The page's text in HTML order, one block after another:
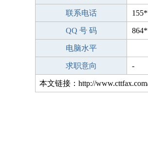
联系电话
QQ 号 码
电脑水平
求职意向 -
本文链接：http://